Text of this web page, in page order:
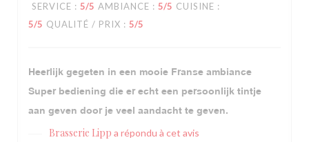
SERVICE : 5/5 AMBIANCE : 5/5 CUISINE :
5/5 QUALITÉ / PRIX : 5/5
Heerlijk gegeten in een mooie Franse ambiance
Super bediening die er echt een persoonlijk tintje
aan geven door je veel aandacht te geven.
Brasserie Lipp a répondu à cet avis